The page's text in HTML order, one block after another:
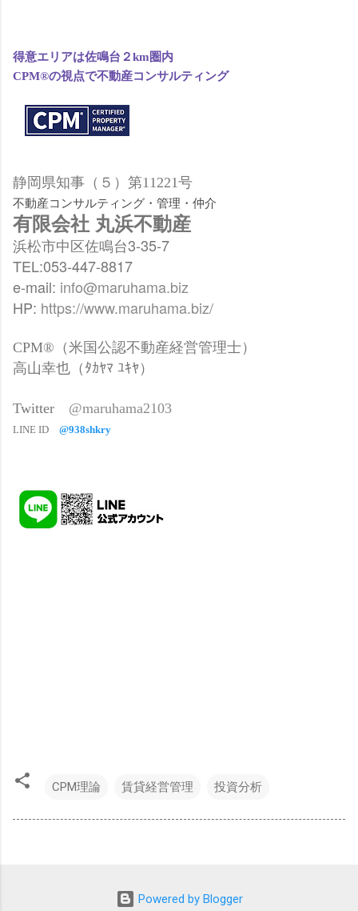
得意エリアは佐鳴台２km圏内
CPM®の視点で不動産コンサルティング
静岡県知事（５）第11221号
不動産コンサルティング・管理・仲介
有限会社 丸浜不動産
浜松市中区佐鳴台3-35-7
TEL:053-447-8817
e-mail: info@maruhama.biz
HP: https://www.maruhama.biz/
CPM®（米国公認不動産経営管理士）
高山幸也（ﾀｶﾔﾏ ﾕｷﾔ）
Twitter @maruhama2103
LINE ID @938shkry
CPM理論 賃貸経営管理 投資分析
Powered by Blogger